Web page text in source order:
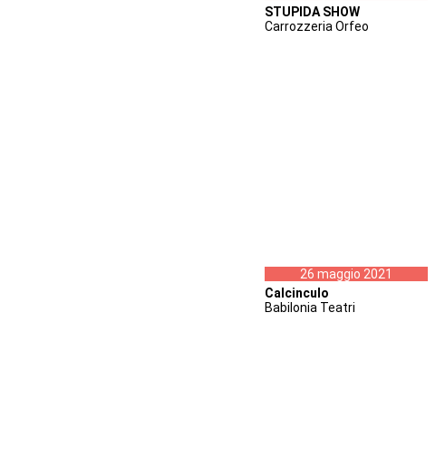
STUPIDA SHOW
Carrozzeria Orfeo
26 maggio 2021
Calcinculo
Babilonia Teatri